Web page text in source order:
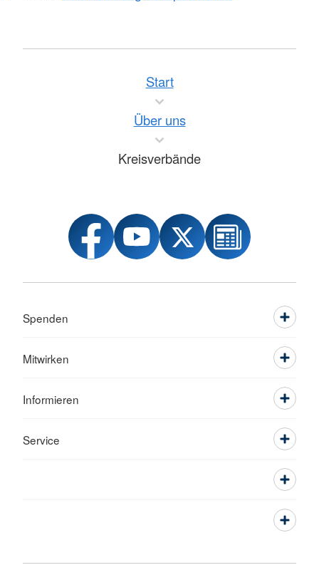
Start
Über uns
Kreisverbände
Spenden
Mitwirken
Informieren
Service